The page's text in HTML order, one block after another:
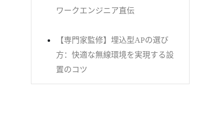
ワークエンジニア直伝
【専門家監修】埋込型APの選び
方：快適な無線環境を実現する設
置のコツ